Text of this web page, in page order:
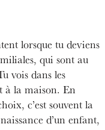
lorsque tu deviens
qui sont au
vois dans les
à la maison. En
c’est souvent la
d’un enfant,